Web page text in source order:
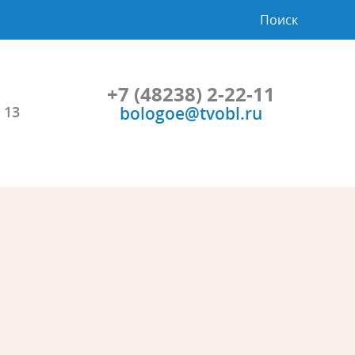
Поиск
+7 (48238) 2-22-11
bologoe@tvobl.ru